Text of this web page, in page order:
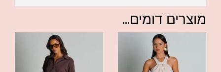
מוצרים דומים...